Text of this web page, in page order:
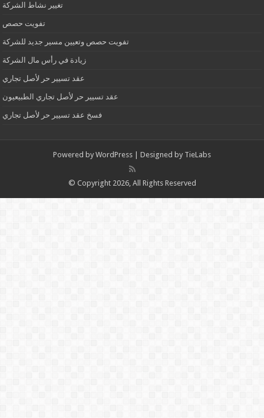
تغيير نشاط الشركة
تفويت حصص
تفويت حصص وتعيين مسير جديد للشركة
زيادة في رأس مال الشركة
عقد تسيير حر لأصل تجاري
عقد تسيير حر لأصل تجاري الطبيعيون
فسخ عقد تسيير حر لأصل تجاري
Powered by WordPress | Designed by TieLabs
© Copyright 2026, All Rights Reserved